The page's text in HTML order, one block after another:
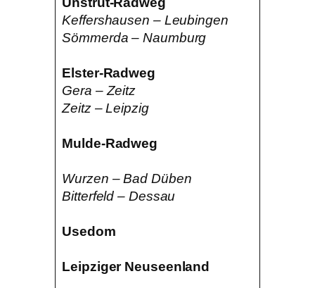
Keffershausen – Leubingen
Sömmerda – Naumburg
Elster-Radweg
Gera – Zeitz
Zeitz – Leipzig
Mulde-Radweg
Wurzen – Bad Düben
Bitterfeld – Dessau
Usedom
Leipziger Neuseenland